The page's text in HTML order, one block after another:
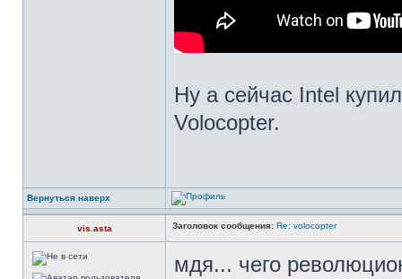
Ну а сейчас Intel
Volocopter.
Вернуться наверх
vis.asta Заголовок сообщения: Re: volocopter
мдя... чего